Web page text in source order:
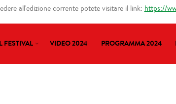
FESTIVAL VIDEO 2024 PROGRAMMA 2024
all'edizione corrente potete visitare il link: https://